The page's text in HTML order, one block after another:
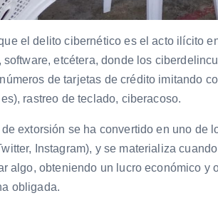
el delito cibernético es el acto ilícito
etcétera, donde los
de tarjetas de crédito imitando
rastreo de teclado, ciberacoso.
extorsión se ha convertido en uno de
Instagram), y se materializa
algo, obteniendo un lucro económico y
obligada.